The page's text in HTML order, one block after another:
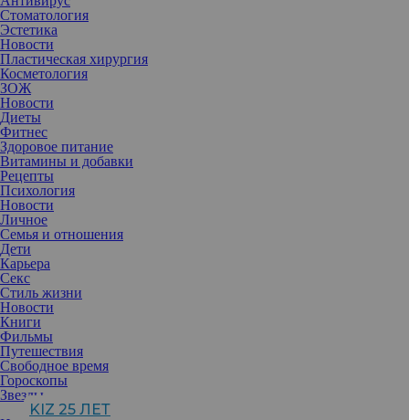
Стоматология
Эстетика
Новости
Пластическая хирургия
Косметология
ЗОЖ
Новости
Диеты
Фитнес
Здоровое питание
Витамины и добавки
Рецепты
Психология
Новости
Личное
Семья и отношения
Дети
Карьера
Секс
Стиль жизни
Новости
Книги
Фильмы
Путешествия
Свободное время
Гороскопы
Звезды
KIZ 25 ЛЕТ
Уверенность в себе — суперсила, открывающая любые двери.
Иногда, чтобы развить ее, требуются годы. А если время не ждет
— можно попробовать ее сымитировать.
Многие формируют впечатление об окружающих на основе
первого впечатления. Уверенные в себе люди всегда могут
заявить о себе с самого начала — и они знают, как сделать свое
появление эффектным.
Но бывает и наоборот. Некоторые привычки и манеры
откровенно говорят о том, что человек излишне неуверен или